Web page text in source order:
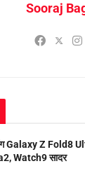
Sooraj
Galaxy Z Fold8
Watch9 सादर